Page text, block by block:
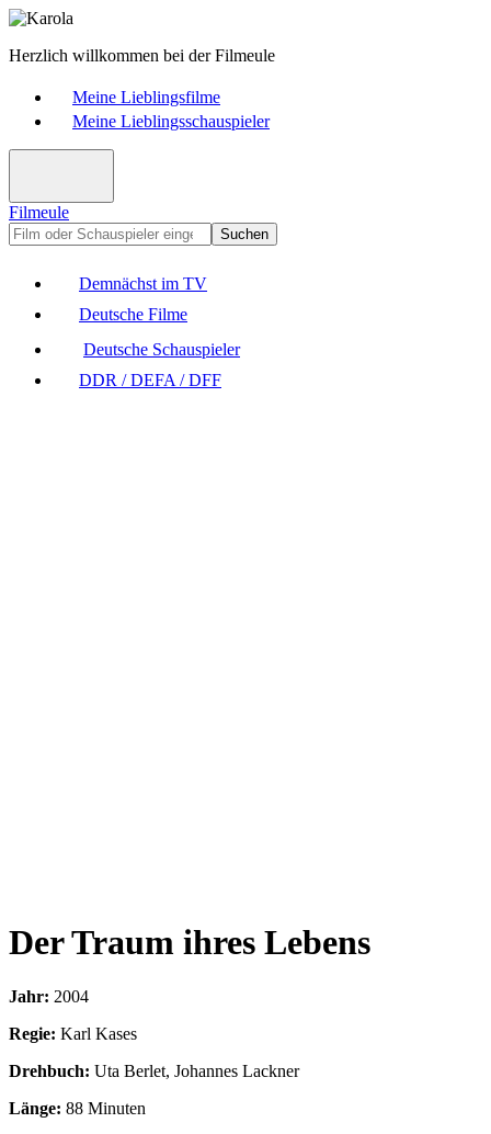
Herzlich willkommen bei der Filmeule
Meine Lieblingsfilme
Meine Lieblingsschauspieler
Filmeule
Suchen
Demnächst im TV
Deutsche Filme
Deutsche Schauspieler
DDR / DEFA / DFF
Der Traum ihres Lebens
Jahr: 2004
Regie: Karl Kases
Drehbuch: Uta Berlet, Johannes Lackner
Länge: 88 Minuten